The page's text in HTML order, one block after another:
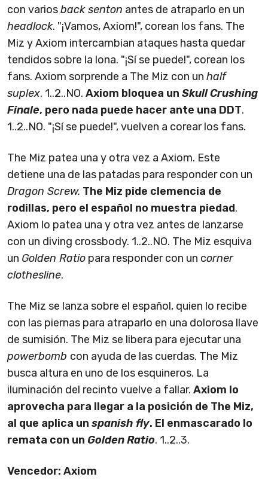
con variosback senton antes de atraparlo en un
headlock. "¡Vamos, Axiom!", corean los fans. The
Miz y Axiom intercambian ataques hasta quedar
tendidos sobre la lona. "¡Sí se puede!", corean los
fans. Axiom sorprende a The Miz con un half
suplex. 1..2..NO. Axiom bloquea un Skull Crushing
Finale, pero nada puede hacer ante una DDT.
1..2..NO. "¡Sí se puede!", vuelven a corear los fans.
The Miz patea una y otra vez a Axiom. Este
detiene una de las patadas para responder con un
Dragon Screw. The Miz pide clemencia de
rodillas, pero el español no muestra piedad.
Axiom lo patea una y otra vez antes de lanzarse
con un diving crossbody. 1..2..NO. The Miz esquiva
un Golden Ratio para responder con un corner
clothesline.
The Miz se lanza sobre el español, quien lo recibe
con las piernas para atraparlo en una dolorosa llave
de sumisión. The Miz se libera para ejecutar una
powerbomb con ayuda de las cuerdas. The Miz
busca altura en uno de los esquineros. La
iluminación del recinto vuelve a fallar. Axiom lo
aprovecha para llegar a la posición de The Miz,
al que aplica un spanish fly. El enmascarado lo
remata con un Golden Ratio. 1..2..3.
Vencedor: Axiom